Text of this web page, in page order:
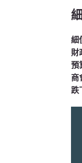
細
財
預
商
跌